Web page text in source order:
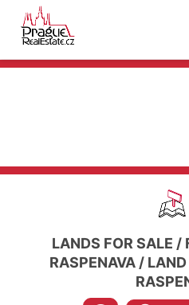
LANDS FOR SALE /
RASPENAVA/ LAND